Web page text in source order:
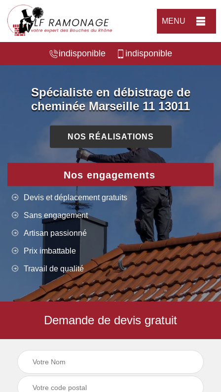
MENU
indisponible indisponible
Spécialiste en débistrage de
cheminée Marseille 11 13011
NOS RÉALISATIONS
Nos engagements
Devis et déplacement gratuits
Sans engagement
Artisan passionné
Prix imbattable
Travail de qualité
Demande de devis gratuit